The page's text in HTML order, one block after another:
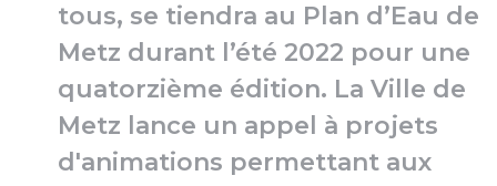
tous, se tiendra au Plan d’Eau de
Metz durant l’été 2022 pour une
quatorzième édition. La Ville de
Metz lance un appel à projets
d'animations permettant aux